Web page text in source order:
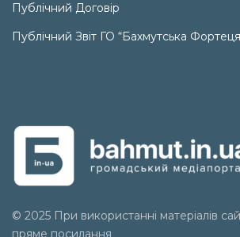
Публічний Договір
Публічний Звіт ГО “Бахмутська
© 2025 При використанні матеріалів
пряме посилання